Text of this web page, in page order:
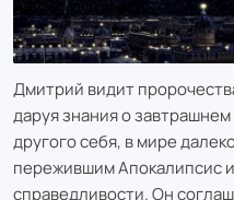
Дмитрий видит
даруя знания о
другого себя, в мире
пережившим Апокалипсис
справедливости. Он